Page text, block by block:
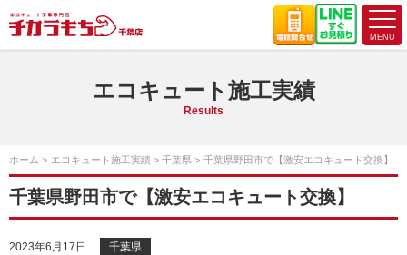
エコキュート施工実績
Results
ホーム エコキュート施工実績 千葉県 千葉県野田市で【激安エコキュート交換】
千葉県野田市で【激安エコキュート交換】
2023年6月17日 千葉県